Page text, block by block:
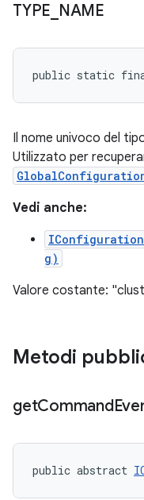
TYPE NAME
public static final
Il nome univoco del
Utilizzato per
Vedi anche:
g)
Valore costante:
Metodi
getCommand
public abstract